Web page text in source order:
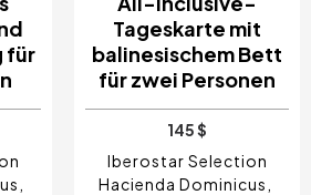
für
Tageskarte mit
balinesischem Bett
für zwei Personen
145 $
Iberostar Selection
Hacienda Dominicus